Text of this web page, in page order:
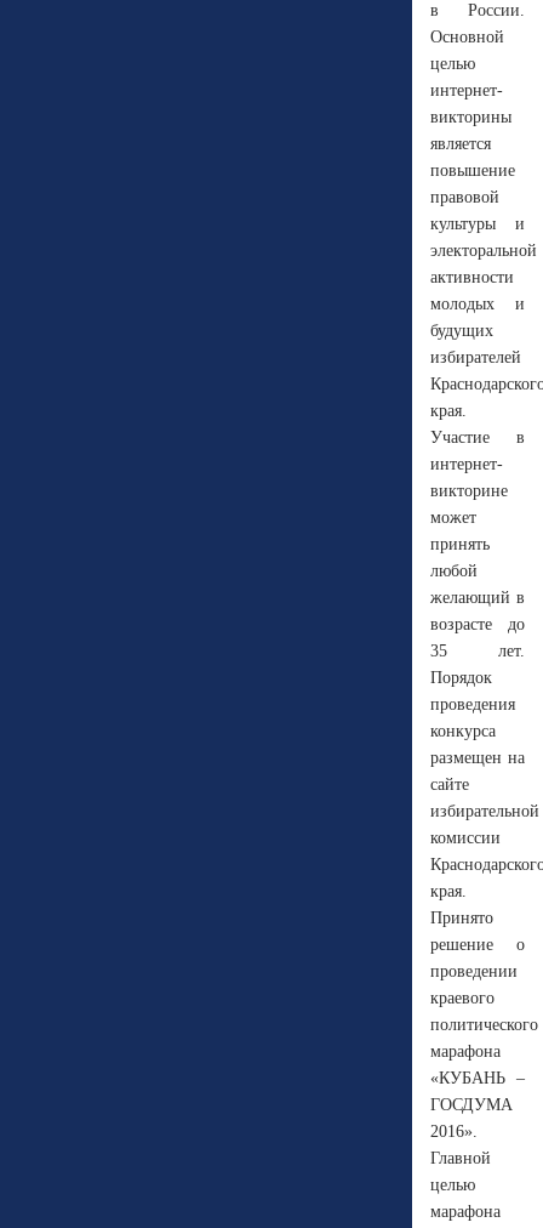
в России.
Основной
целью
интернет-
викторины
является
повышение
правовой
культуры и
электоральной
активности
молодых и
будущих
избирателей
края.
Участие в
интернет-
викторине
может
принять
любой
желающий в
возрасте до
35 лет.
Порядок
проведения
конкурса
размещен на
сайте
избирательной
комиссии
края.
Принято
решение о
проведении
краевого
политического
марафона
«КУБАНЬ –
ГОСДУМА
2016».
Главной
целью
марафона